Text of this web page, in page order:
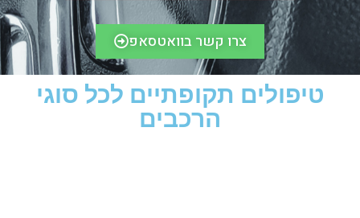
צרו קשר בוואטסאפ
טיפולים תקופתיים לכל סוגי
הרכבים​